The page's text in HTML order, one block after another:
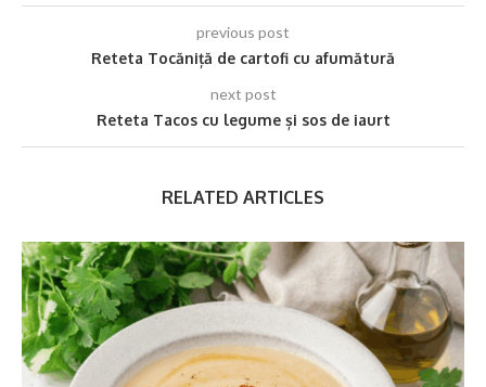
previous post
Reteta Tocăniță de cartofi cu afumătură
next post
Reteta Tacos cu legume și sos de iaurt
RELATED ARTICLES